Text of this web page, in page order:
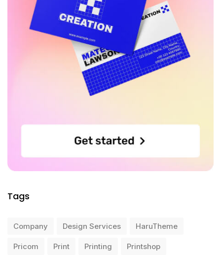
Tags
Company Design Services HaruTheme
Pricom Print Printing Printshop